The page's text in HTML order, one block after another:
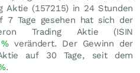
Aktie (157215) in 24 Stunden
7 Tage gesehen hat sich der
Trading Aktie (ISIN
% verändert. Der Gewinn der
auf 30 Tage, seit dem
.